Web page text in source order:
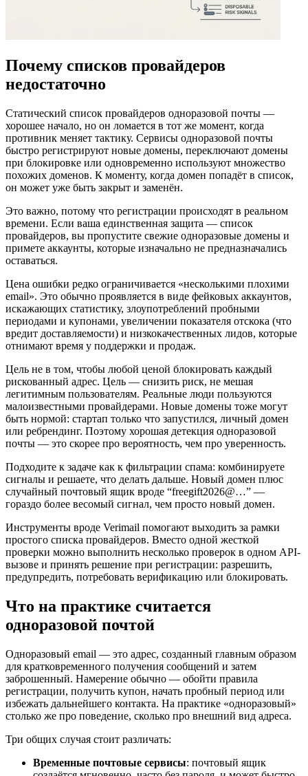
Почему списков провайдеров
недостаточно
Статический список провайдеров одноразовой почты —
хорошее начало, но он ломается в тот же момент, когда
противник меняет тактику. Сервисы одноразовой почты
быстро регистрируют новые домены, переключают домены
при блокировке или одновременно используют множество
похожих доменов. К моменту, когда домен попадёт в список,
он может уже быть закрыт и заменён.
Это важно, потому что регистрации происходят в реальном
времени. Если ваша единственная защита — список
провайдеров, вы пропустите свежие одноразовые домены и
примете аккаунты, которые изначально не предназначались
оставаться.
Цена ошибки редко ограничивается «несколькими плохими
email». Это обычно проявляется в виде фейковых аккаунтов,
искажающих статистику, злоупотреблений пробными
периодами и купонами, увеличении показателя отскока (что
вредит доставляемости) и низкокачественных лидов, которые
отнимают время у поддержки и продаж.
Цель не в том, чтобы любой ценой блокировать каждый
рискованный адрес. Цель — снизить риск, не мешая
легитимным пользователям. Реальные люди пользуются
малоизвестными провайдерами. Новые домены тоже могут
быть нормой: стартап только что запустился, личный домен
или ребрендинг. Поэтому хорошая детекция одноразовой
почты — это скорее про вероятность, чем про уверенность.
Подходите к задаче как к фильтрации спама: комбинируете
сигналы и решаете, что делать дальше. Новый домен плюс
случайный почтовый ящик вроде “freegift2026@…” —
гораздо более весомый сигнал, чем просто новый домен.
Инструменты вроде Verimail помогают выходить за рамки
простого списка провайдеров. Вместо одной жесткой
проверки можно выполнить несколько проверок в одном API-
вызове и принять решение при регистрации: разрешить,
предупредить, потребовать верификацию или блокировать.
Что на практике считается
одноразовой почтой
Одноразовый email — это адрес, созданный главным образом
для кратковременного получения сообщений и затем
заброшенный. Намерение обычно — обойти правила
регистрации, получить купон, начать пробный период или
избежать дальнейшего контакта. На практике «одноразовый»
столько же про поведение, сколько про внешний вид адреса.
Три общих случая стоит различать:
Временные почтовые сервисы: почтовый ящик